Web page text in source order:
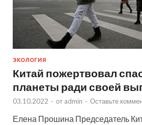
ЭКОЛОГИЯ
Китай пожертвовал
планеты ради своей
03.10.2022 - от admin - Оставьте
Елена Прошина Председатель